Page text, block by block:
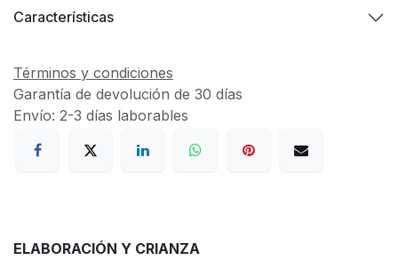
Características
Términos y condiciones
Garantía de devolución de 30 días
Envío: 2-3 días laborables
ELABORACIÓN Y CRIANZA